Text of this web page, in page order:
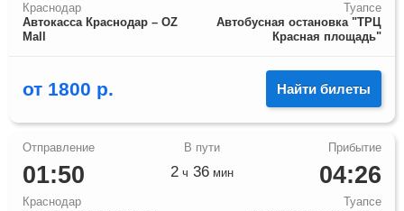
Краснодар
Автокасса Краснодар – OZ
Mall
Туапсе
Автобусная остановка "ТРЦ
Красная площадь"
от 1800 р. Найти билеты
01:50
Краснодар
04:26
Туапсе
2 ч 36 мин